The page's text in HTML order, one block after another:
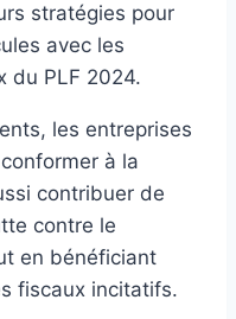
stratégies pour
avec les
du PLF 2024.
les entreprises
à la
contribuer de
contre le
en bénéficiant
fiscaux incitatifs.